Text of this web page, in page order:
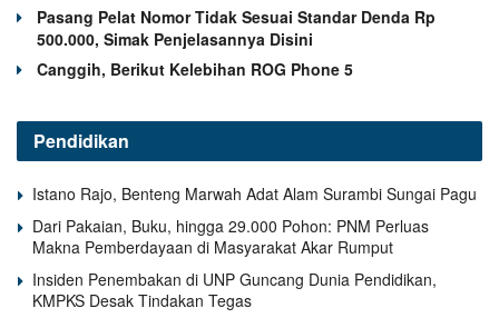
Pasang Pelat Nomor Tidak Sesuai Standar Denda Rp
500.000, Simak Penjelasannya Disini
Canggih, Berikut Kelebihan ROG Phone 5
Pendidikan
Istano Rajo, Benteng Marwah Adat Alam Surambi Sungai Pagu
Dari Pakaian, Buku, hingga 29.000 Pohon: PNM Perluas
Makna Pemberdayaan di Masyarakat Akar Rumput
Insiden Penembakan di UNP Guncang Dunia Pendidikan,
KMPKS Desak Tindakan Tegas